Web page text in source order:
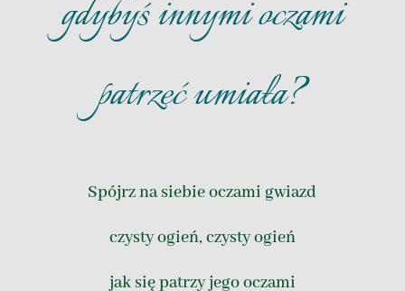
gdybyś innymi oczami
patrzeć umiała?
Spójrz na siebie oczami gwiazd
czysty ogień, czysty ogień
jak się patrzy jego oczami